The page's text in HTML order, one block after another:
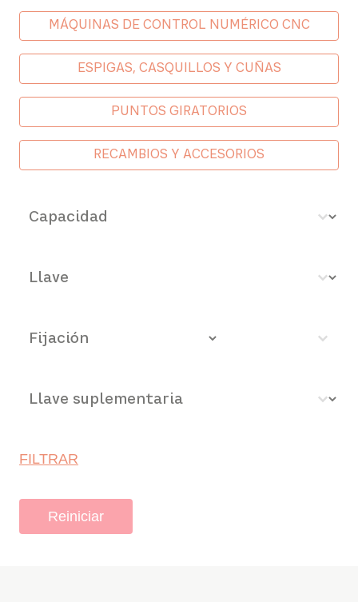
MÁQUINAS DE CONTROL NUMÉRICO CNC
ESPIGAS, CASQUILLOS Y CUÑAS
PUNTOS GIRATORIOS
RECAMBIOS Y ACCESORIOS
Capacidad - mm
Select content
Con llave
Select content
Fijación
Select content
Llave suplementaria
Select content
FILTRAR
Reiniciar